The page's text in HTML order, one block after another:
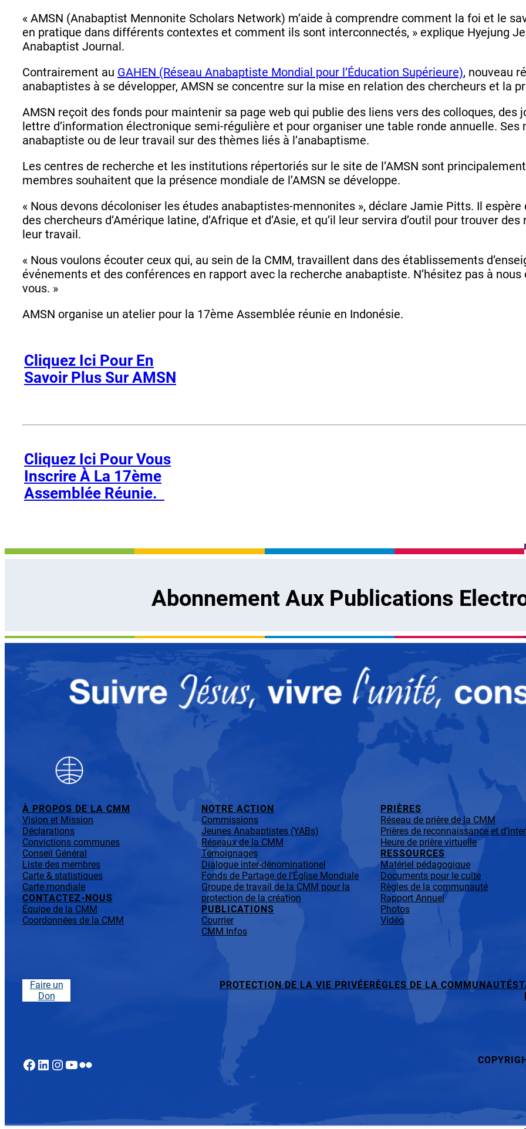
« AMSN (Anabaptist Mennonite Scholars Network) m’aide à comprendre comment la foi et le
en pratique dans différents contextes et comment ils sont interconnectés, » explique Hyejung
Anabaptist Journal.
Contrairement au GAHEN (Réseau Anabaptiste Mondial pour l’Éducation Supérieure), nouveau
anabaptistes à se développer, AMSN se concentre sur la mise en relation des chercheurs et la
AMSN reçoit des fonds pour maintenir sa page web qui publie des liens vers des colloques, des
lettre d’information électronique semi-régulière et pour organiser une table ronde annuelle.
anabaptiste ou de leur travail sur des thèmes liés à l’anabaptisme.
Les centres de recherche et les institutions répertoriés sur le site de l’AMSN sont
membres souhaitent que la présence mondiale de l’AMSN se développe.
« Nous devons décoloniser les études anabaptistes-mennonites », déclare Jamie Pitts. Il
des chercheurs d’Amérique latine, d’Afrique et d’Asie, et qu’il leur servira d’outil pour trouver
leur travail.
« Nous voulons écouter ceux qui, au sein de la CMM, travaillent dans des établissements
événements et des conférences en rapport avec la recherche anabaptiste. N’hésitez pas à
vous. »
AMSN organise un atelier pour la 17ème Assemblée réunie en Indonésie.
Cliquez Ici Pour En
Savoir Plus Sur AMSN
Cliquez Ici Pour Vous
Inscrire À La 17ème
Assemblée Réunie.
Abonnement Aux Publications
À PROPOS DE LA CMM
Vision et Mission
Déclarations
Convictions communes
Conseil Général
Liste des membres
Carte & statistiques
Carte mondiale
CONTACTEZ-NOUS
Équipe de la CMM
Coordonnées de la CMM
NOTRE ACTION
Commissions
Jeunes Anabaptistes (YABs)
Réseaux de la CMM
Témoignages
Dialogue inter-dénominationel
Fonds de Partage de l’Église Mondiale
Groupe de travail de la CMM pour la
protection de la création
PUBLICATIONS
Courrier
CMM Infos
PRIÈRES
Réseau de prière de la CMM
Prières de reconnaissance et
Heure de prière virtuelle
RESSOURCES
Matériel pédagogique
Documents pour le culte
Règles de la communauté
Rapport Annuel
Photos
Vidéo
Faire un
Don
PROTECTION DE LA VIE PRIVÉERÈGLES DE LA COMMUNAUTÉ
Facebook
LinkedIn
Instagram
YouTube
Flickr